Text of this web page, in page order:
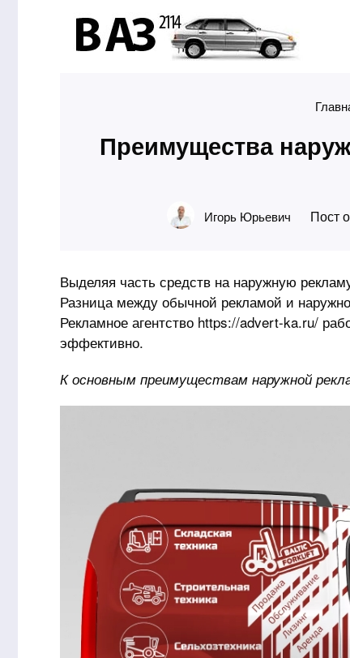
Преимущества
Игорь Юрьевич Пост
Выделяя часть средств на наружную
Разница между обычной рекламой и
Рекламное агентство https://advert-ka.ru/
эффективно.
К основным преимуществам наружной